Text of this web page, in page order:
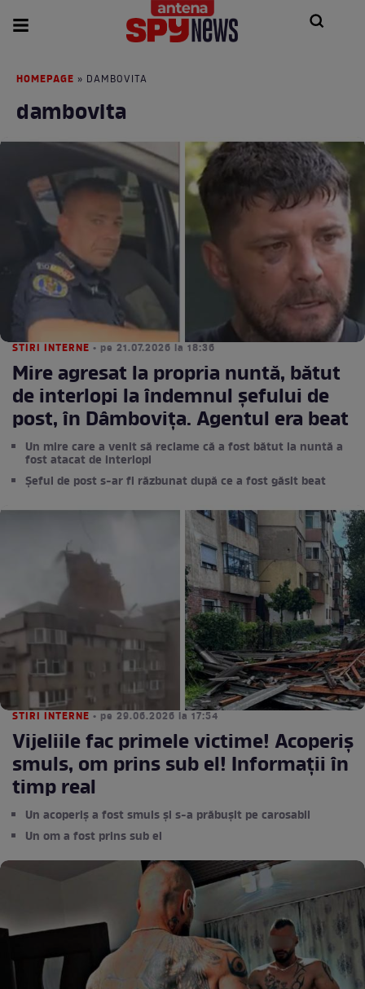
HOMEPAGE » DAMBOVITA
dambovita
STIRI INTERNE • pe 21.07.2026 la 18:36
Mire agresat la propria nuntă, bătut
de interlopi la îndemnul șefului de
post, în Dâmbovița. Agentul era beat
Un mire care a venit să reclame că a fost bătut la nuntă a
fost atacat de interlopi
Șeful de post s-ar fi răzbunat după ce a fost găsit beat
STIRI INTERNE • pe 29.06.2026 la 17:54
Vijeliile fac primele victime! Acoperiș
smuls, om prins sub el! Informații în
timp real
Un acoperiș a fost smuls și s-a prăbușit pe carosabil
Un om a fost prins sub el